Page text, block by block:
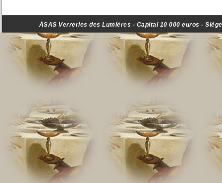
ÀSAS Verreries des Lumières - Capital 10 000 euros -